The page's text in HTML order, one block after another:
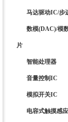
马达驱动IC/步
数模(DAC)/模
片
智能处理器
音量控制IC
模拟开关IC
电容式触摸感